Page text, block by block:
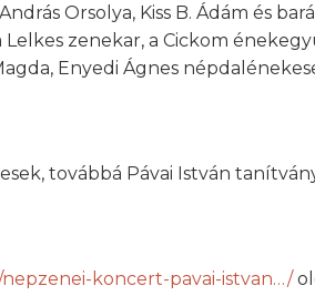
Orsolya, Kiss B. Ádám és
Lelkes zenekar, a Cickom
Enyedi Ágnes
továbbá Pávai István
koncert-pavai-istvan…/